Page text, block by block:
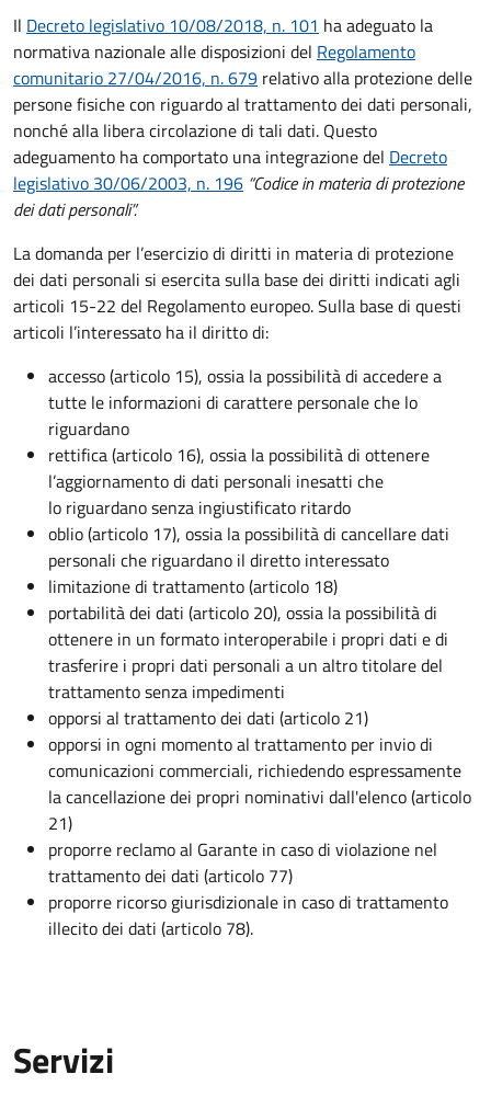
Il Decreto legislativo 10/08/2018, n. 101 ha adeguato la
normativa nazionale alle disposizioni del Regolamento
comunitario 27/04/2016, n. 679 relativo alla protezione delle
persone fisiche con riguardo al trattamento dei dati personali,
nonché alla libera circolazione di tali dati. Questo
adeguamento ha comportato una integrazione del Decreto
legislativo 30/06/2003, n. 196 “Codice in materia di protezione
dei dati personali”.
La domanda per l’esercizio di diritti in materia di protezione
dei dati personali si esercita sulla base dei diritti indicati agli
articoli 15-22 del Regolamento europeo. Sulla base di questi
articoli l’interessato ha il diritto di:
accesso (articolo 15), ossia la possibilità di accedere a
tutte le informazioni di carattere personale che lo
riguardano
rettifica (articolo 16), ossia la possibilità di ottenere
l’aggiornamento di dati personali inesatti che
lo riguardano senza ingiustificato ritardo
oblio (articolo 17), ossia la possibilità di cancellare dati
personali che riguardano il diretto interessato
limitazione di trattamento (articolo 18)
portabilità dei dati (articolo 20), ossia la possibilità di
ottenere in un formato interoperabile i propri dati e di
trasferire i propri dati personali a un altro titolare del
trattamento senza impedimenti
opporsi al trattamento dei dati (articolo 21)
opporsi in ogni momento al trattamento per invio di
comunicazioni commerciali, richiedendo espressamente
la cancellazione dei propri nominativi dall'elenco (articolo
21)
proporre reclamo al Garante in caso di violazione nel
trattamento dei dati (articolo 77)
proporre ricorso giurisdizionale in caso di trattamento
illecito dei dati (articolo 78).
Servizi